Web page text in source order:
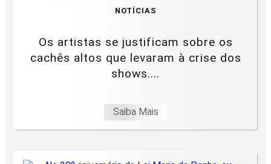
NOTÍCIAS
Os artistas se justificam sobre os
cachês altos que levaram à crise dos
shows....
Saiba Mais